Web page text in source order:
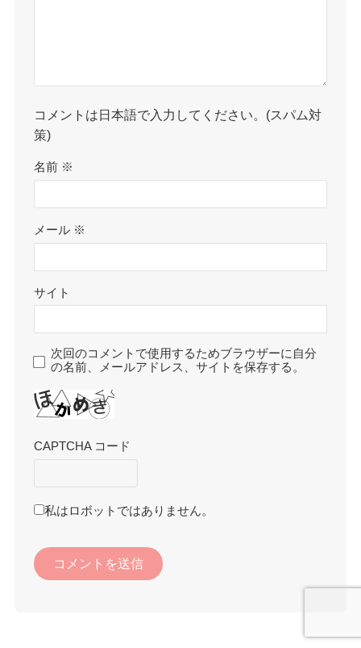
コメントは日本語で入力してください。(スパム対
策)
名前 ※
メール ※
サイト
次回のコメントで使用するためブラウザーに自分
の名前、メールアドレス、サイトを保存する。
CAPTCHA コード
私はロボットではありません。